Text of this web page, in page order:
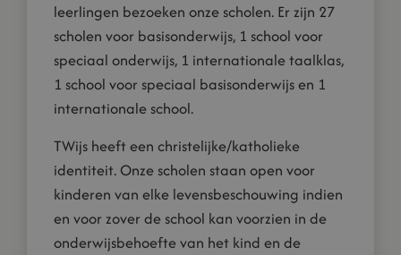
leerlingen bezoeken onze scholen. Er zijn 27
scholen voor basisonderwijs, 1 school voor
speciaal onderwijs, 1 internationale taalklas,
1 school voor speciaal basisonderwijs en 1
internationale school.
TWijs heeft een christelijke/katholieke
identiteit. Onze scholen staan open voor
kinderen van elke levensbeschouwing indien
en voor zover de school kan voorzien in de
onderwijsbehoefte van het kind en de